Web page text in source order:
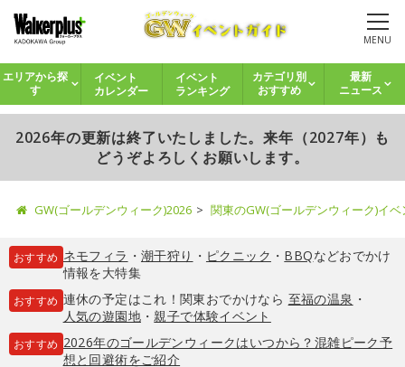
MENU
エリアから探
す
イベント
カレンダー
イベント
ランキング
カテゴリ別
おすすめ
最新
ニュース
2026年の更新は終了いたしました。来年（2027年）も
どうぞよろしくお願いします。
GW(ゴールデンウィーク)2026 関東のGW(ゴールデンウィーク)イ
おすすめ ネモフィラ ・ 潮干狩り ・ ピクニック ・ BBQなどおでかけ
情報を大特集
おすすめ 連休の予定はこれ！関東おでかけなら 至福の温泉 ・
人気の遊園地・親子で体験イベント
おすすめ 2026年のゴールデンウィークはいつから？混雑ピーク予
想と回避術をご紹介